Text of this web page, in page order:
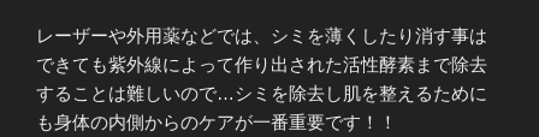
レーザーや外用薬などでは、シミを薄くしたり消す事は
できても紫外線によって作り出された活性酵素まで除去
することは難しいので…シミを除去し肌を整えるために
も身体の内側からのケアが一番重要です！！